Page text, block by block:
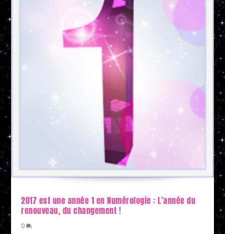
2017 est une année 1 en Numérologie : L’année du
renouveau, du changement !
0